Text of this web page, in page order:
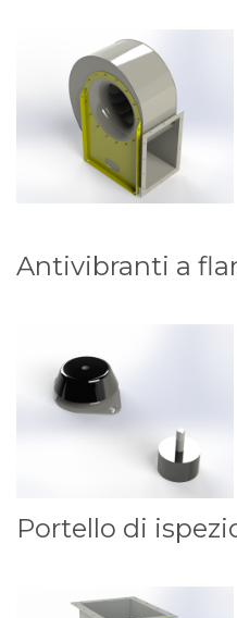
Antivibranti a
Portello di